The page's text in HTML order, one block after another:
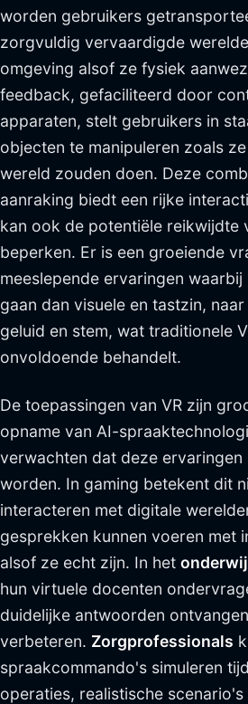
worden gebruikers
zorgvuldig vervaardigde
omgeving alsof ze fysiek
feedback, gefaciliteerd door
apparaten, stelt gebruikers in
objecten te manipuleren zoals
wereld zouden doen. Deze
aanraking biedt een rijke
kan ook de potentiële reikwijdte
beperken. Er is een groeiende
meeslepende ervaringen
gaan dan visuele en tastzin,
geluid en stem, wat traditionele
onvoldoende behandelt.
De toepassingen van VR zijn
opname van AI-
verwachten dat deze
worden. In gaming betekent dit
interacteren met digitale
gesprekken kunnen voeren met
alsof ze echt zijn. In het
hun virtuele docenten
duidelijke antwoorden
verbeteren. Zorgprofessionals
spraakcommando's simuleren
operaties, realistische